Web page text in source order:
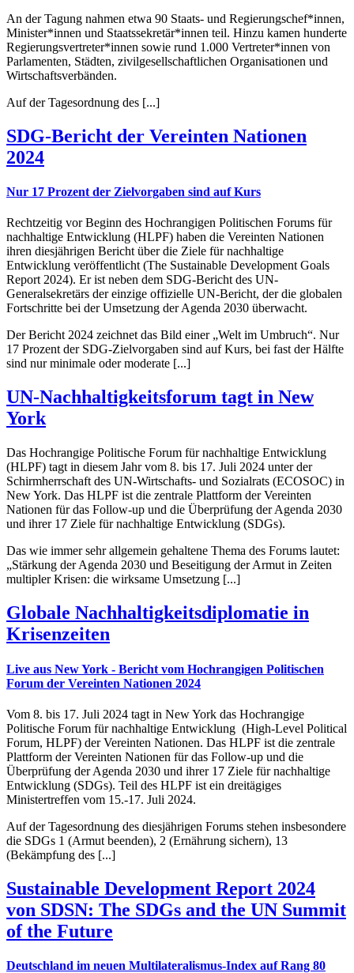
An der Tagung nahmen etwa 90 Staats- und Regierungschef*innen,
Minister*innen und Staatssekretär*innen teil. Hinzu kamen hunderte
Regierungsvertreter*innen sowie rund 1.000 Vertreter*innen von
Parlamenten, Städten, zivilgesellschaftlichen Organisationen und
Wirtschaftsverbänden.
Auf der Tagesordnung des [...]
SDG-Bericht der Vereinten Nationen
2024
Nur 17 Prozent der Zielvorgaben sind auf Kurs
Rechtzeitig vor Beginn des Hochrangigen Politischen Forums für
nachhaltige Entwicklung (HLPF) haben die Vereinten Nationen
ihren diesjährigen Bericht über die Ziele für nachhaltige
Entwicklung veröffentlicht (The Sustainable Development Goals
Report 2024). Er ist neben dem SDG-Bericht des UN-
Generalsekretärs der einzige offizielle UN-Bericht, der die globalen
Fortschritte bei der Umsetzung der Agenda 2030 überwacht.
Der Bericht 2024 zeichnet das Bild einer „Welt im Umbruch“. Nur
17 Prozent der SDG-Zielvorgaben sind auf Kurs, bei fast der Hälfte
sind nur minimale oder moderate [...]
UN-Nachhaltigkeitsforum tagt in New
York
Das Hochrangige Politische Forum für nachhaltige Entwicklung
(HLPF) tagt in diesem Jahr vom 8. bis 17. Juli 2024 unter der
Schirmherrschaft des UN-Wirtschafts- und Sozialrats (ECOSOC) in
New York. Das HLPF ist die zentrale Plattform der Vereinten
Nationen für das Follow-up und die Überprüfung der Agenda 2030
und ihrer 17 Ziele für nachhaltige Entwicklung (SDGs).
Das wie immer sehr allgemein gehaltene Thema des Forums lautet:
„Stärkung der Agenda 2030 und Beseitigung der Armut in Zeiten
multipler Krisen: die wirksame Umsetzung [...]
Globale Nachhaltigkeitsdiplomatie in
Krisenzeiten
Live aus New York - Bericht vom Hochrangigen Politischen
Forum der Vereinten Nationen 2024
Vom 8. bis 17. Juli 2024 tagt in New York das Hochrangige
Politische Forum für nachhaltige Entwicklung (High-Level Political
Forum, HLPF) der Vereinten Nationen. Das HLPF ist die zentrale
Plattform der Vereinten Nationen für das Follow-up und die
Überprüfung der Agenda 2030 und ihrer 17 Ziele für nachhaltige
Entwicklung (SDGs). Teil des HLPF ist ein dreitägiges
Ministertreffen vom 15.-17. Juli 2024.
Auf der Tagesordnung des diesjährigen Forums stehen insbesondere
die SDGs 1 (Armut beenden), 2 (Ernährung sichern), 13
(Bekämpfung des [...]
Sustainable Development Report 2024
von SDSN: The SDGs and the UN Summit
of the Future
Deutschland im neuen Multilateralismus-Index auf Rang 80